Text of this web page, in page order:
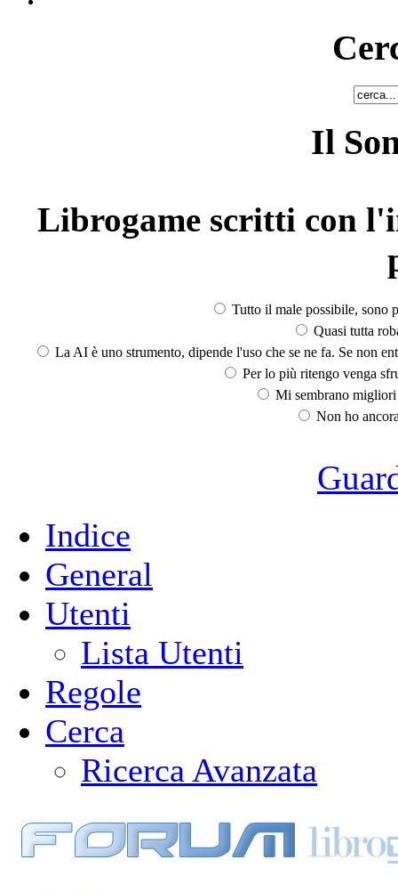
Il
Librogame scritti con
Tutto il male possibile, sono
Quasi tutta
La AI è uno strumento, dipende l'uso che se ne fa. Se non
Per lo più ritengo venga
Mi sembrano
Non ho
Indice
General
Utenti
Lista Utenti
Regole
Cerca
Ricerca Avanzata